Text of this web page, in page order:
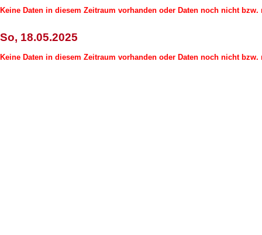
Keine Daten in diesem Zeitraum vorhanden oder Daten noch nicht
So, 18.05.2025
Keine Daten in diesem Zeitraum vorhanden oder Daten noch nicht